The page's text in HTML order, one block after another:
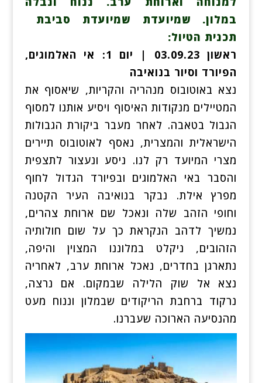
במלון. שמיועדת שמיועדת סביבת
תכנית הטיול:
ראשון 03.09.23 | יום 1: אי האלמוגים,
הפיורד וסיור בנואיבה
נצא באוטובוס מנהריה והקריות, שיאסוף את
המטיילים מנקודות האיסוף ויסיע אותנו למסוף
הגבול בטאבה. לאחר מעבר ביקורת הגבולות
הישראלית והמצרית, נאסף לאוטובוס תיירים
מצרי המיועד רק לנו. ניסע ונעצור לתצפית
והסבר באי האלמוגים ובפיורד הגדול לחוף
מפרץ אילת. נבקר בנואיבה העיר הקטנה
וחופי הזהב שלה ונאכל שם ארוחת צהרים,
נמשיך לדהב הנקראת כך על שום חולותיה
הזהובים, ניקלט במלוננו המצוין והיפה,
נתארגן בחדרים, נאכל ארוחת ערב, לאחריה
נצא אל שוק הלילה שבמקום. אם נרצה,
נרקוד ברחבת הריקודים שבמלון וננוח מעט
מהנסיעה הארוכה שעברנו.